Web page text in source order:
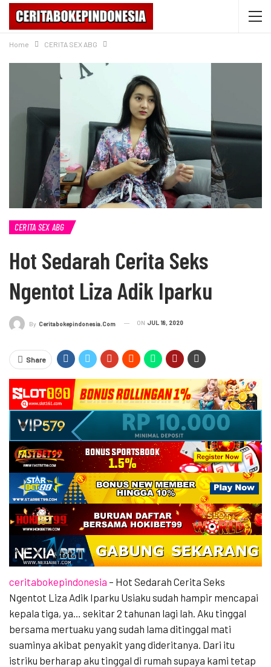
Home CERITA SEX ABG
CERITA SEX ABG
Hot Sedarah Cerita Seks
Ngentot Liza Adik Iparku
By Ceritabokepindonesia.com ON JUL 18, 2020
Share
ceritabokepindonesia – Hot Sedarah Cerita Seks
Ngentot Liza Adik Iparku Usiaku sudah hampir mencapai
kepala tiga, ya… sekitar 2 tahunan lagi lah. Aku tinggal
bersama mertuaku yang sudah lama ditinggal mati
suaminya akibat penyakit yang dideritanya. Dari itu
istriku berharap aku tinggal di rumah supaya kami tetap